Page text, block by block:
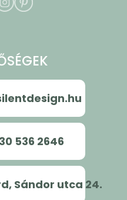
536 2646
Sándor utca 24.